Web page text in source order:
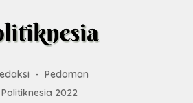
Pedoman
Politiknesia 2022